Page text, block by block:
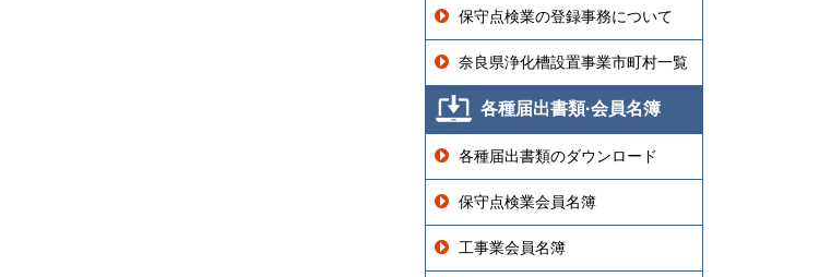
保守点検業の登録事務について
奈良県浄化槽設置事業市町村一覧
各種届出書類·会員名簿
各種届出書類のダウンロード
保守点検業会員名簿
工事業会員名簿